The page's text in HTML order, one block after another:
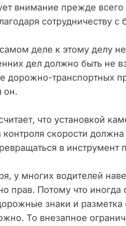
внимание прежде всего
сотрудничеству с
деле к этому делу
дел должно быть
дорожно-транспортных
он.
что установкой
скорости
в
у многих водителей
прав. Потому что иногда
знаки и разметка
То внезапное